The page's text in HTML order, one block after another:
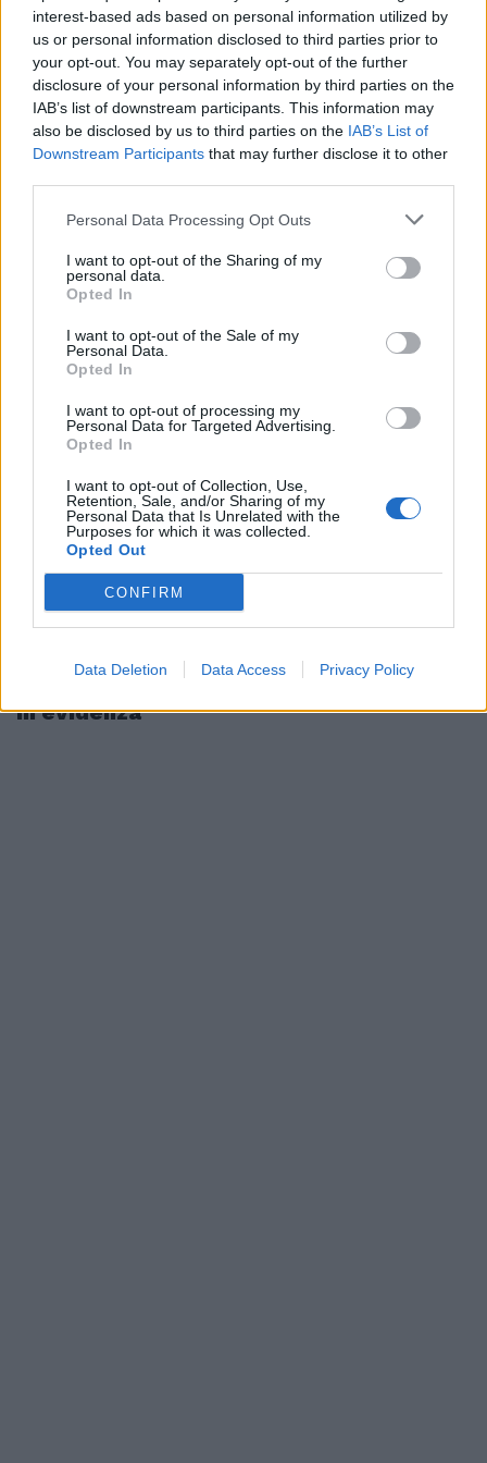
interest-based ads based on personal information utilized by
us or personal information disclosed to third parties prior to
your opt-out. You may separately opt-out of the further
disclosure of your personal information by third parties on the
IAB’s list of downstream participants. This information may
also be disclosed by us to third parties on the IAB’s List of
Downstream Participants that may further disclose it to other
Personal Data Processing Opt Outs
I want to opt-out of the Sharing of my
personal data.
Opted In
I want to opt-out of the Sale of my
Personal Data.
Opted In
I want to opt-out of processing my
Personal Data for Targeted Advertising.
Opted In
I want to opt-out of Collection, Use,
Retention, Sale, and/or Sharing of my
Personal Data that Is Unrelated with the
Purposes for which it was collected.
Opted Out
CONFIRM
Data Deletion Data Access Privacy Policy
amministrazione. Lo ha affermato il relatore
al Senato, Tancredi, secondo cui «il
Milleproroghe sarà inserito nella legge di
stabilità».
In evidenza